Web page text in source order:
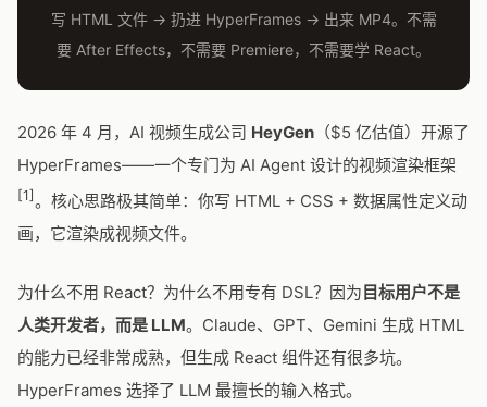
写 HTML 文件 → 扔进 HyperFrames → 出来 MP4。不需
要 After Effects，不需要 Premiere，不需要学 React。
2026 年 4 月，AI 视频生成公司 HeyGen （$5 亿估值）开源了
HyperFrames——一个专门为 AI Agent 设计的视频渲染框架
[1] 。核心思路极其简单：你写 HTML + CSS + 数据属性定义动
画，它渲染成视频文件。
为什么不用 React？为什么不用专有 DSL？因为目标用户不是
人类开发者，而是 LLM。Claude、GPT、Gemini 生成 HTML
的能力已经非常成熟，但生成 React 组件还有很多坑。
HyperFrames 选择了 LLM 最擅长的输入格式。